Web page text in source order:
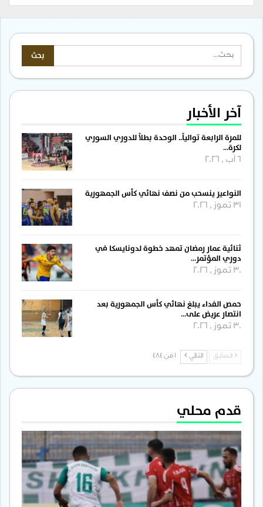
آخر الأخبار
للمرة الرابعة توالياً.. الوحدة بطلاً للدوري السوري
لكرة…
النواعير ينسحب من نصف نهائي كأس الجمهورية
31 تموز , 2026
ثنائية عمار رمضان تمهد خطوة لدونايسكا في
دوري المؤتمر…
30 تموز , 2026
حمص الفداء يبلغ نهائي كأس الجمهورية بعد
انتصار عريض على…
30 تموز , 2026
السابق التالي
قدم محلي